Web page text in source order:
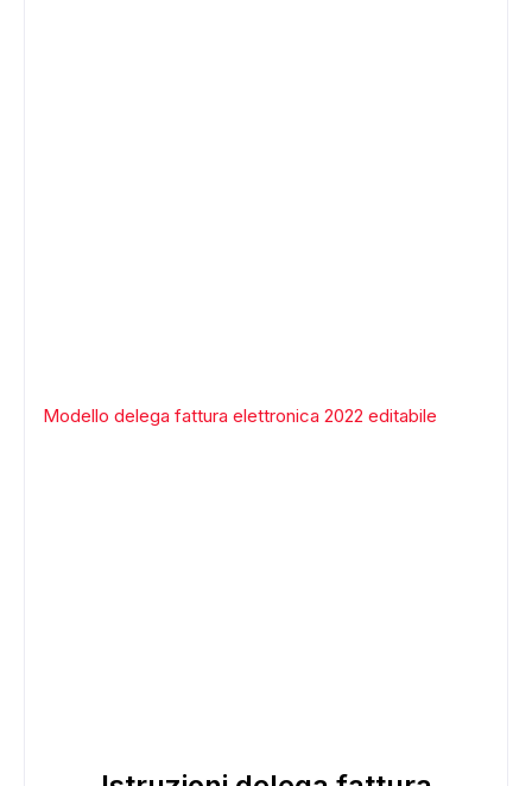
Modello delega fattura elettronica 2022 editabile